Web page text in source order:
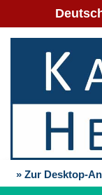
» Zur Desktop-